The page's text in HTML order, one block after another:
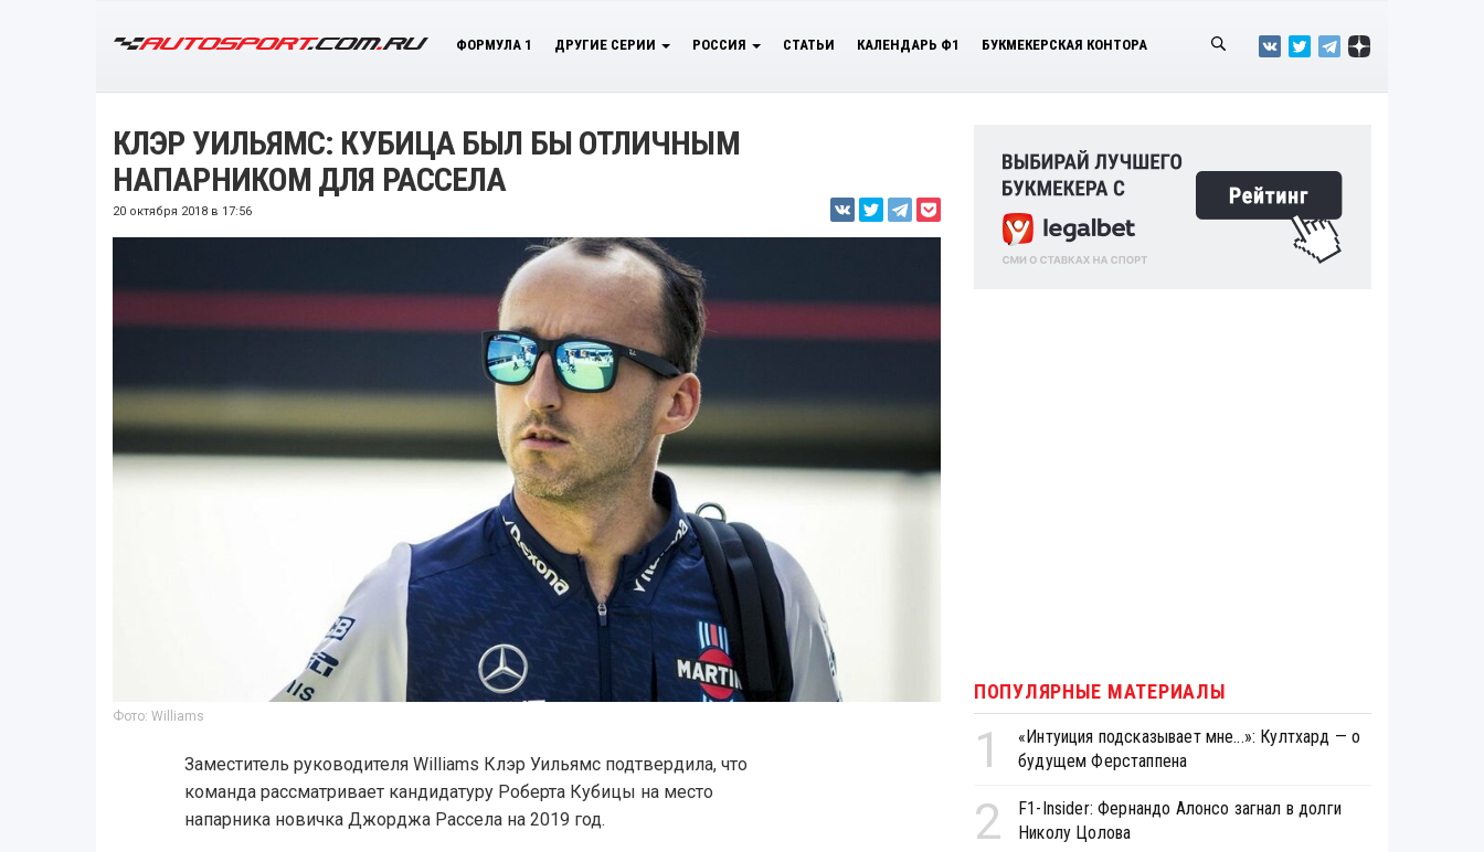
ФОРМУЛА 1 ДРУГИЕ СЕРИИ РОССИЯ СТАТЬИ КАЛЕНДАРЬ Ф1 БУКМЕКЕРСКАЯ КОНТОРА
КЛЭР УИЛЬЯМС: КУБИЦА БЫЛ БЫ ОТЛИЧНЫМ
НАПАРНИКОМ ДЛЯ РАССЕЛА
20 октября 2018 в 17:56
Фото: Williams
Заместитель руководителя Williams Клэр Уильямс подтвердила, что
команда рассматривает кандидатуру Роберта Кубицы на место
напарника новичка Джорджа Рассела на 2019 год.
ПОПУЛЯРНЫЕ МАТЕРИАЛЫ
1
«Интуиция подсказывает мне...»: Култхард — о
будущем Ферстаппена
2
F1-Insider: Фернандо Алонсо загнал в долги
Николу Цолова